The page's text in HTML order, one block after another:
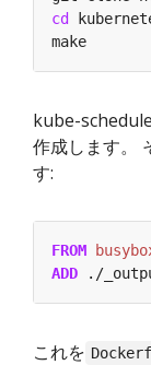
cd
kube-
作成します。
す:
FROM
ADD ./
これを